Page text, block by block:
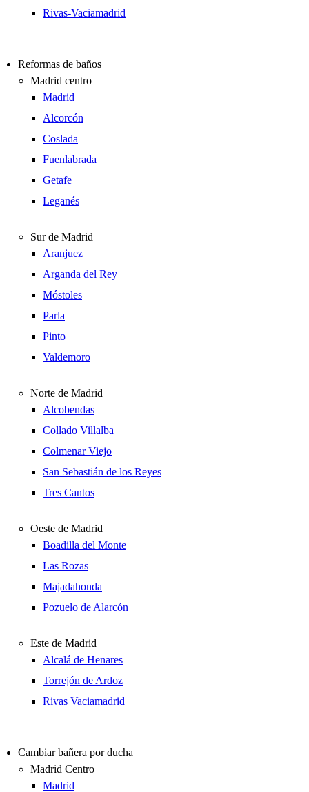
Rivas-Vaciamadrid
Reformas de baños
Madrid centro
Madrid
Alcorcón
Coslada
Fuenlabrada
Getafe
Leganés
Sur de Madrid
Aranjuez
Arganda del Rey
Móstoles
Parla
Pinto
Valdemoro
Norte de Madrid
Alcobendas
Collado Villalba
Colmenar Viejo
San Sebastián de los Reyes
Tres Cantos
Oeste de Madrid
Boadilla del Monte
Las Rozas
Majadahonda
Pozuelo de Alarcón
Este de Madrid
Alcalá de Henares
Torrejón de Ardoz
Rivas Vaciamadrid
Cambiar bañera por ducha
Madrid Centro
Madrid